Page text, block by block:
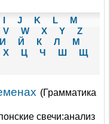
I J K L
M
V W X Y
Z
И Й К Л
М
Х Ц Ч Ш
Щ
(Грамматика
свечи:анализ